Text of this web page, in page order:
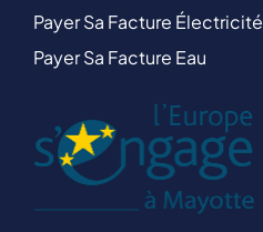
Payer Sa Facture Électricité
Payer Sa Facture Eau